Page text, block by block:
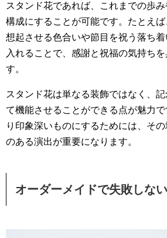
スタンド花であれば、これまでの歩
構成にすることが可能です。たとえ
想起させる色合いや節目を祝う落ち
入れることで、感謝と祝福の気持ち
す。
スタンド花は単なる装飾ではなく、
て機能させることができる点が魅力
り印象深いものにするためには、そ
のある演出が重要になります。
オーダーメイドで失敗しな